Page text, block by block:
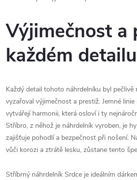
Výjimečnost a
každém detailu
Každý detail tohoto náhrdelníku byl pečlivě
vyzařoval výjimečnost a prestiž. Jemné
vytvářejí harmonii, která osloví i ty
Stříbro, z něhož je náhrdelník vyroben, je
zajišťuje pohodlí a bezpečnost při nošení.
vůči korozi a ztrátě lesku, zůstane tento
Stříbrný náhrdelník Srdce je ideálním